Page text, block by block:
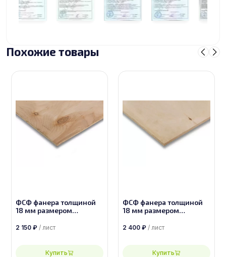
Похожие товары
ФСФ фанера толщиной
18 мм размером
2 150 ₽ / лист
Купить
ФСФ фанера толщиной
18 мм размером
2 400 ₽ / лист
Купить